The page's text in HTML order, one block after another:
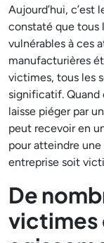
Aujourd’hui, c’est
constaté que tous
vulnérables à ces
manufacturières
victimes, tous les
significatif. Quand
laisse piéger par
peut recevoir en
pour atteindre une
entreprise soit
De
victimes